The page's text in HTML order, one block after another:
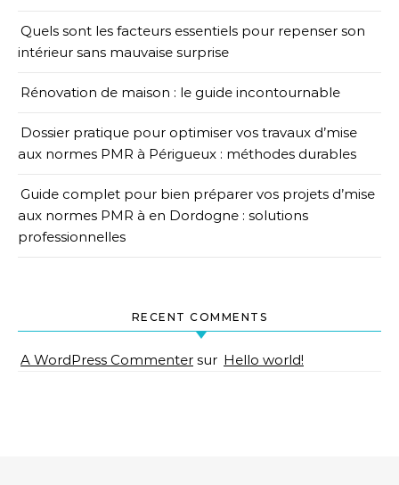
Quels sont les facteurs essentiels pour repenser son
intérieur sans mauvaise surprise
Rénovation de maison : le guide incontournable
Dossier pratique pour optimiser vos travaux d’mise
aux normes PMR à Périgueux : méthodes durables
Guide complet pour bien préparer vos projets d’mise
aux normes PMR à en Dordogne : solutions
professionnelles
RECENT COMMENTS
A WordPress Commenter sur Hello world!